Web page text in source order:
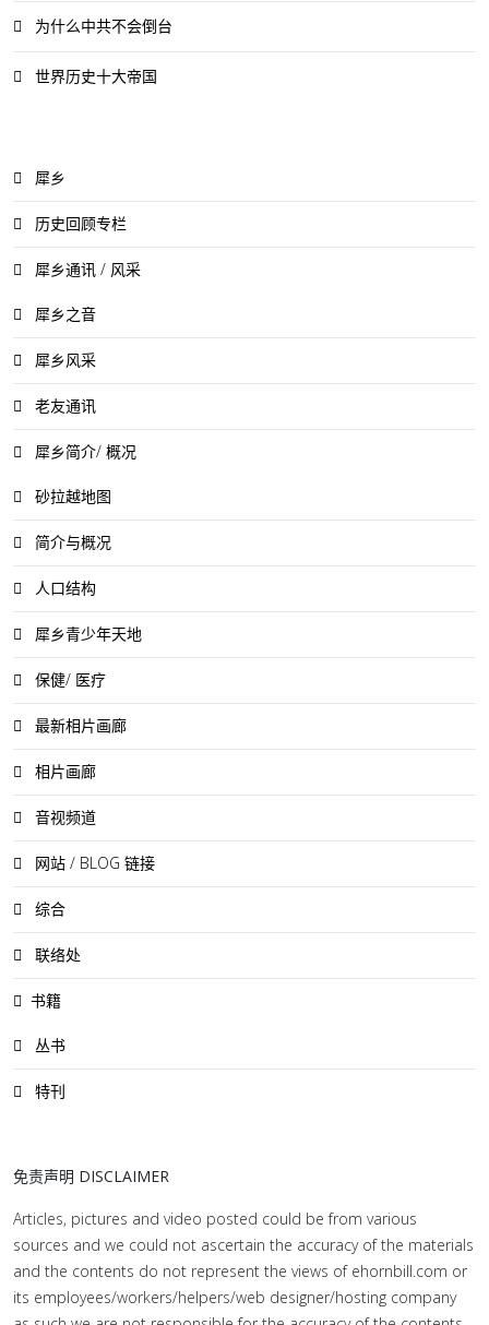
为什么中共不会倒台
世界历史十大帝国
犀乡
历史回顾专栏
犀乡通讯 / 风采
犀乡之音
犀乡风采
老友通讯
犀乡简介/ 概况
砂拉越地图
简介与概况
人口结构
犀乡青少年天地
保健/ 医疗
最新相片画廊
相片画廊
音视频道
网站 / BLOG 链接
综合
联络处
书籍
丛书
特刊
免责声明 DISCLAIMER
Articles, pictures and video posted could be from various
sources and we could not ascertain the accuracy of the materials
and the contents do not represent the views of ehornbill.com or
its employees/workers/helpers/web designer/hosting company